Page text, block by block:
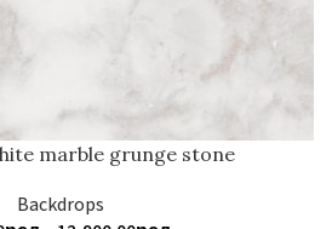
marble grunge stone
Backdrops